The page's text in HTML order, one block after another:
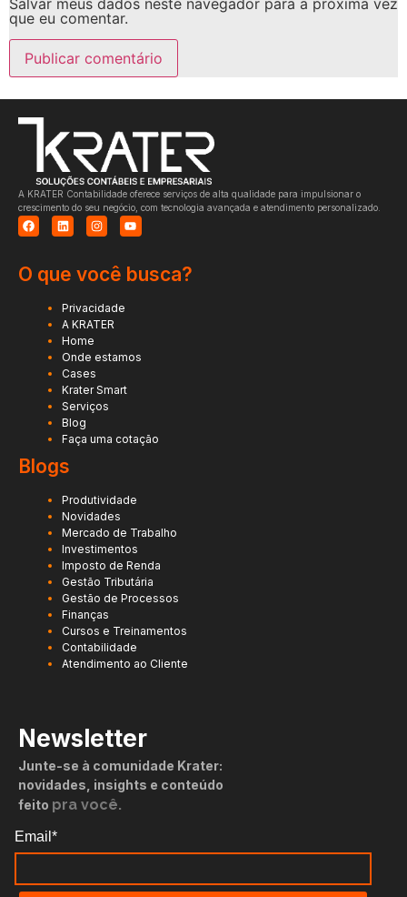
Salvar meus dados neste navegador para a próxima vez
que eu comentar.
A KRATER Contabilidade oferece serviços de alta qualidade para impulsionar o
crescimento do seu negócio, com tecnologia avançada e atendimento personalizado.
O que você busca?
Privacidade
A KRATER
Home
Onde estamos
Cases
Krater Smart
Serviços
Blog
Faça uma cotação
Blogs
Produtividade
Novidades
Mercado de Trabalho
Investimentos
Imposto de Renda
Gestão Tributária
Gestão de Processos
Finanças
Cursos e Treinamentos
Contabilidade
Atendimento ao Cliente
Newsletter
Junte-se à comunidade Krater:
novidades, insights e conteúdo
feito pra você.
Email*